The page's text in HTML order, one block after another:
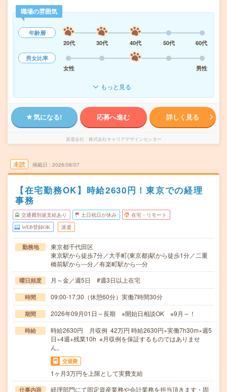
職場の雰囲気
年齢層
20代
30代 40代 50代
60代
男女比率
女性
男性
もっと見る
気になる! 応募へ進む 詳しく見る
派遣会社 株式会社キャリアデザインセンター
未読 掲載日 2026/08/07
【在宅勤務OK】時給2630円！東京での経理
事務
交通費別途支給あり 土日祝日が休み 在宅・リモート
WEB登録OK 派遣
勤務地
東京都千代田区
東京駅から徒歩7分／大手町(東京都)駅から徒歩1分／二重
橋前駅から---分／有楽町駅から---分
曜日頻度 月～金／週5日 #週3日以上在宅
時間 09:00-17:30（休憩60分）実働7時間30分
期間 2026年09月01日～長期 ※開始日相談OK ※9月～！
時給
時給2630円 月収例 42万円 時給2630円×実働7h30m×週5
日×4週+残業10h ※月収例を保証するものではありませ
ん。
交通費
1ヶ月3万円を上限として実費支給
仕事内容
経理部門にて固定資産業務や会計業務を担当頂きます・固